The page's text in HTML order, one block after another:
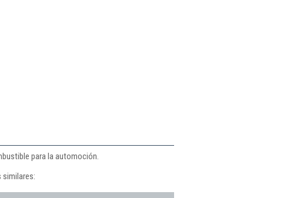
para la automoción.
similares: